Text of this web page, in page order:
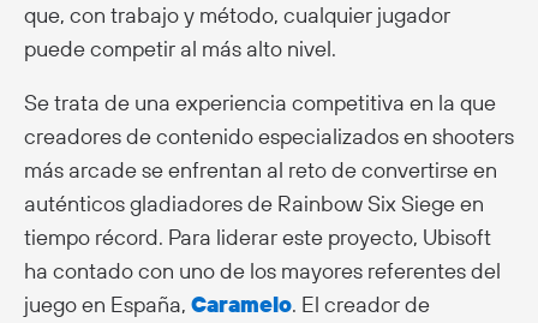
que, con trabajo y método, cualquier jugador
puede competir al más alto nivel.
Se trata de una experiencia competitiva en la que
creadores de contenido especializados en shooters
más arcade se enfrentan al reto de convertirse en
auténticos gladiadores de Rainbow Six Siege en
tiempo récord. Para liderar este proyecto, Ubisoft
ha contado con uno de los mayores referentes del
juego en España, Caramelo. El creador de